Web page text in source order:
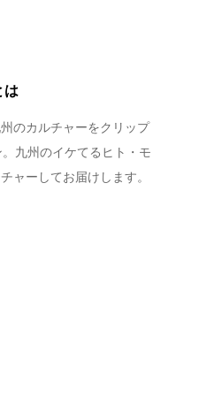
は
のカルチャーをクリップ
九州のイケてるヒト・モ
ャーしてお届けします。